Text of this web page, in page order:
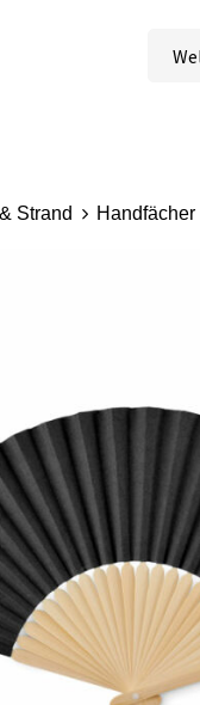
Strand Handfächer